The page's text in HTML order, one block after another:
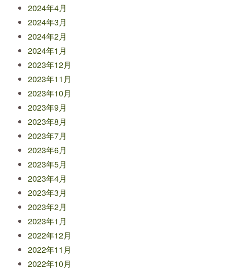
2024年4月
2024年3月
2024年2月
2024年1月
2023年12月
2023年11月
2023年10月
2023年9月
2023年8月
2023年7月
2023年6月
2023年5月
2023年4月
2023年3月
2023年2月
2023年1月
2022年12月
2022年11月
2022年10月